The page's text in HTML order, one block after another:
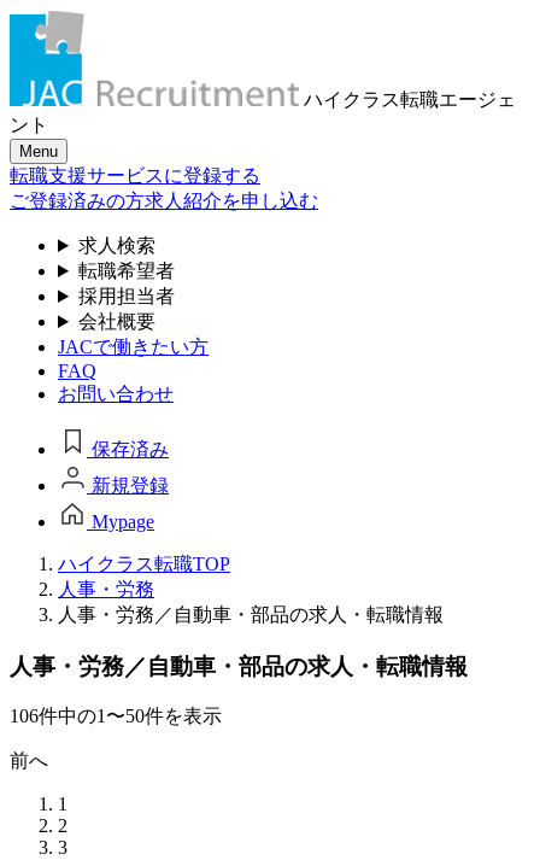
ハイクラス転職エージェ
ント
Menu
転職支援サービスに登録する
ご登録済みの方求人紹介を申し込む
求人検索
転職希望者
採用担当者
会社概要
JACで働きたい方
FAQ
お問い合わせ
保存済み
新規登録
Mypage
ハイクラス転職TOP
人事・労務
人事・労務／自動車・部品の求人・転職情報
人事・労務／自動車・部品の求人・転職情報
106件中の1〜50件を表示
前へ
1
2
3